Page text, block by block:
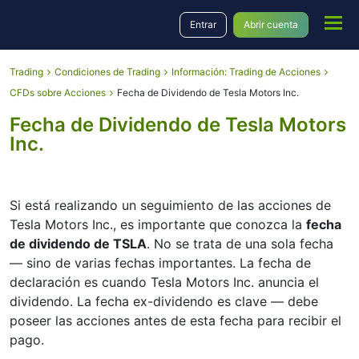
Entrar Abrir cuenta
Trading Condiciones de Trading
Información: Trading de Acciones
CFDs sobre Acciones
Fecha de Dividendo de Tesla Motors Inc.
Fecha de Dividendo de Tesla Motors
Inc.
Si está realizando un seguimiento de las acciones de
Tesla Motors Inc., es importante que conozca la fecha
de dividendo de TSLA. No se trata de una sola fecha
— sino de varias fechas importantes. La fecha de
declaración es cuando Tesla Motors Inc. anuncia el
dividendo. La fecha ex-dividendo es clave — debe
poseer las acciones antes de esta fecha para recibir el
pago.